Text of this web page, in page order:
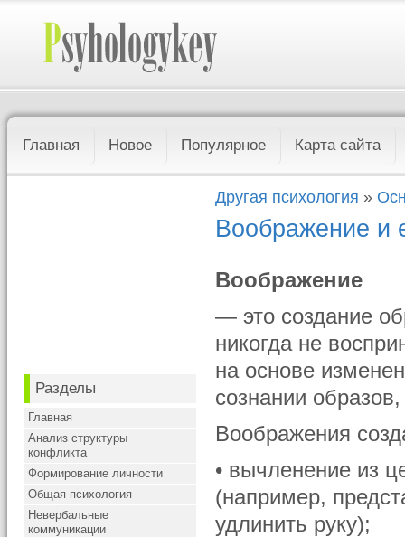
Главная Новое Популярное Карта сайта
Разделы
Главная
Анализ структуры
конфликта
Формирование личности
Общая психология
Невербальные
коммуникации
Другая психология »
Воображение и
Воображение
— это создание
никогда не
на основе
сознании
Воображения
• вычленение из
(например,
удлинить руку);